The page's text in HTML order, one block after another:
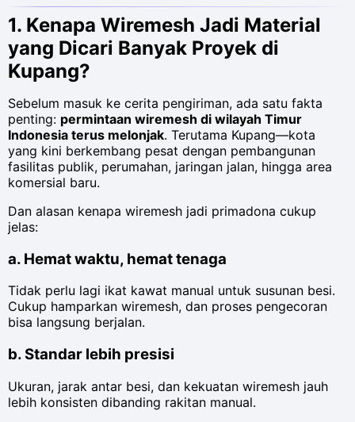
1. Kenapa Wiremesh Jadi Material
yang Dicari Banyak Proyek di
Kupang?
Sebelum masuk ke cerita pengiriman, ada satu fakta
penting: permintaan wiremesh di wilayah Timur
Indonesia terus melonjak. Terutama Kupang—kota
yang kini berkembang pesat dengan pembangunan
fasilitas publik, perumahan, jaringan jalan, hingga area
komersial baru.
Dan alasan kenapa wiremesh jadi primadona cukup
jelas:
a. Hemat waktu, hemat tenaga
Tidak perlu lagi ikat kawat manual untuk susunan besi.
Cukup hamparkan wiremesh, dan proses pengecoran
bisa langsung berjalan.
b. Standar lebih presisi
Ukuran, jarak antar besi, dan kekuatan wiremesh jauh
lebih konsisten dibanding rakitan manual.